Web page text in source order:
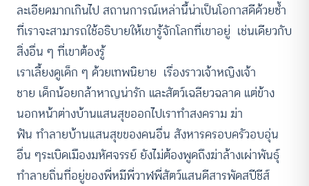
ละเอียดมากเกินไป สถานการณ์เหล่านี้น่าเป็นโอกาสดีด้วยซ้ำ
ที่เราจะสามารถใช้อธิบายให้เขารู้จักโลกที่เขาอยู่ เช่นเดียวกับ
สิ่งอื่น ๆ ที่เขาต้องรู้
เราเลี้ยงดูเด็ก ๆ ด้วยเทพนิยาย เรื่องราวเจ้าหญิงเจ้า
ชาย เด็กน้อยกล้าหาญน่ารัก และสัตว์เฉลียวฉลาด แต่ข้าง
นอกหน้าต่างบ้านแสนสุขออกไปเราทำสงคราม ฆ่า
ฟัน ทำลายบ้านแสนสุขของคนอื่น สังหารครอบครัวอบอุ่น
อื่น ๆระเบิดเมืองมหัศจรรย์ ยังไม่ต้องพูดถึงฆ่าล้างเผ่าพันธุ์
ทำลายถิ่นที่อยู่ของพี่หมีพี่วาฬพี่สัตว์แสนดีสารพัดสปีชีส์